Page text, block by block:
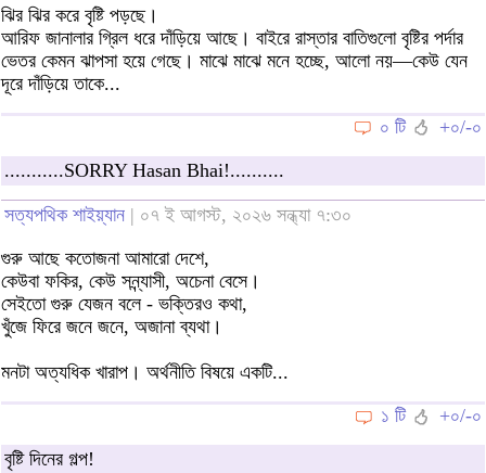
ঝির ঝির করে বৃষ্টি পড়ছে।
আরিফ জানালার গ্রিল ধরে দাঁড়িয়ে আছে। বাইরে রাস্তার বাতিগুলো বৃষ্টির পর্দার
ভেতর কেমন ঝাপসা হয়ে গেছে। মাঝে মাঝে মনে হচ্ছে, আলো নয়—কেউ যেন
দূরে দাঁড়িয়ে তাকে...
০ টি
+০/-০
...........SORRY Hasan Bhai!..........
সত্যপথিক শাইয়্যান | ০৭ ই আগস্ট, ২০২৬ সন্ধ্যা ৭:৩০
গুরু আছে কতোজনা আমারো দেশে,
কেউবা ফকির, কেউ সন্ন্যাসী, অচেনা বেসে।
সেইতো গুরু যেজন বলে - ভক্তিরও কথা,
খুঁজে ফিরে জনে জনে, অজানা ব্যথা।
মনটা অত্যধিক খারাপ। অর্থনীতি বিষয়ে একটি...
১ টি
+০/-০
বৃষ্টি দিনের গল্প!